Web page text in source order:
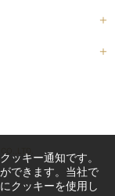
ッキー通知です。
できます。当社で
クッキーを使用し